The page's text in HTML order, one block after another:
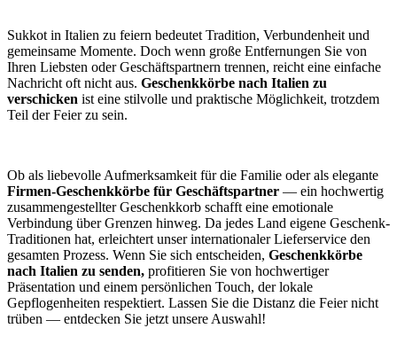
Sukkot in Italien zu feiern bedeutet Tradition, Verbundenheit und
gemeinsame Momente. Doch wenn große Entfernungen Sie von
Ihren Liebsten oder Geschäftspartnern trennen, reicht eine einfache
Nachricht oft nicht aus. Geschenkkörbe nach Italien zu
verschicken ist eine stilvolle und praktische Möglichkeit, trotzdem
Teil der Feier zu sein.
Ob als liebevolle Aufmerksamkeit für die Familie oder als elegante
Firmen-Geschenkkörbe für Geschäftspartner — ein hochwertig
zusammengestellter Geschenkkorb schafft eine emotionale
Verbindung über Grenzen hinweg. Da jedes Land eigene Geschenk-
Traditionen hat, erleichtert unser internationaler Lieferservice den
gesamten Prozess. Wenn Sie sich entscheiden, Geschenkkörbe
nach Italien zu senden, profitieren Sie von hochwertiger
Präsentation und einem persönlichen Touch, der lokale
Gepflogenheiten respektiert. Lassen Sie die Distanz die Feier nicht
trüben — entdecken Sie jetzt unsere Auswahl!